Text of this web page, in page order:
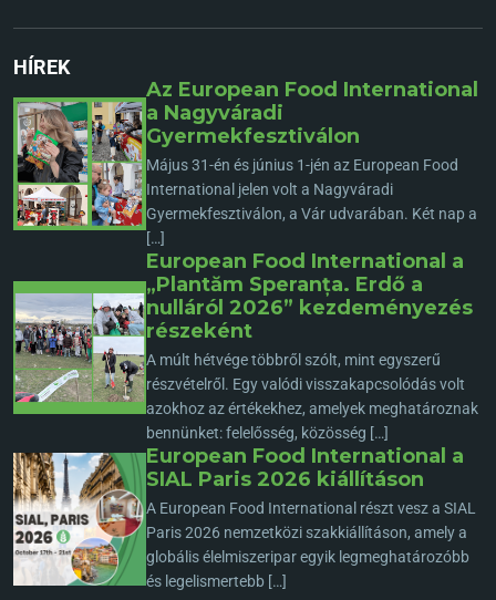
HÍREK
Az European Food International
a Nagyváradi
Gyermekfesztiválon
Május 31-én és június 1-jén az European Food
International jelen volt a Nagyváradi
Gyermekfesztiválon, a Vár udvarában. Két nap a
[…]
European Food International a
„Plantăm Speranța. Erdő a
nulláról 2026” kezdeményezés
részeként
A múlt hétvége többről szólt, mint egyszerű
részvételről. Egy valódi visszakapcsolódás volt
azokhoz az értékekhez, amelyek meghatároznak
bennünket: felelősség, közösség […]
European Food International a
SIAL Paris 2026 kiállításon
A European Food International részt vesz a SIAL
Paris 2026 nemzetközi szakkiállításon, amely a
globális élelmiszeripar egyik legmeghatározóbb
és legelismertebb […]